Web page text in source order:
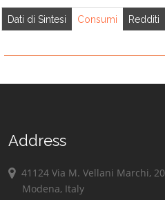
Dati di Sintesi Consumi Redditi
Address
41124 Via M. Vellani Marchi, 20
Modena, Italy